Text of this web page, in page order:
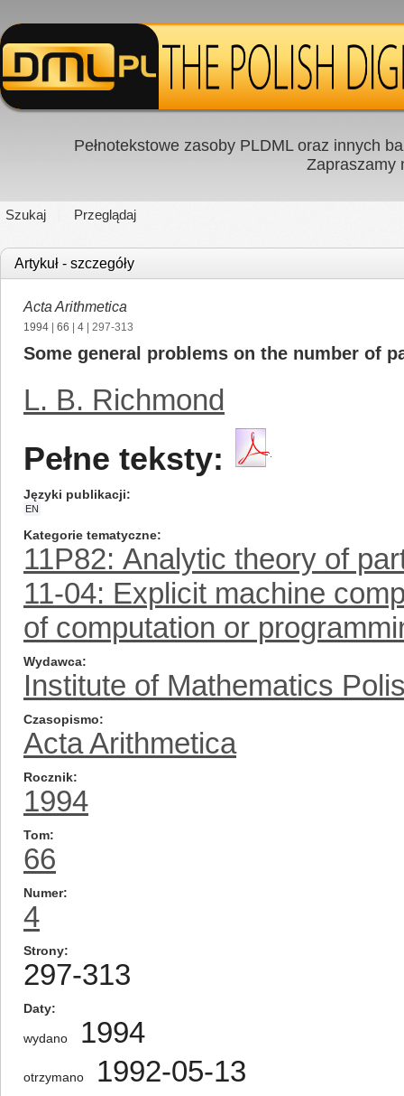
Pełnotekstowe zasoby PLDML oraz innych
Zapraszamy
Szukaj Przeglądaj
Artykuł - szczegóły
Acta Arithmetica
1994 66 4 | 297-313
Some general problems on the number of
L. B. Richmond
Pełne teksty:
Języki publikacji
EN
Kategorie tematyczne
11P82: Analytic theory of
11-04: Explicit machine
of computation or
Wydawca
Institute of Mathematics
Czasopismo
Acta Arithmetica
Rocznik
1994
Tom
66
Numer
4
Strony
297-313
Daty
wydano 1994
otrzymano 1992-05-13